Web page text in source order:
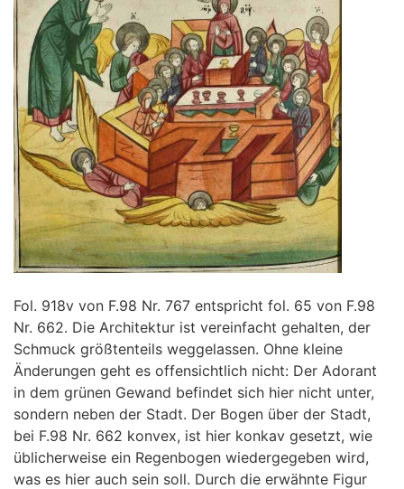
Fol. 918v von F.98 Nr. 767 entspricht fol. 65 von F.98
Nr. 662. Die Architektur ist vereinfacht gehalten, der
Schmuck größtenteils weggelassen. Ohne kleine
Änderungen geht es offensichtlich nicht: Der Adorant
in dem grünen Gewand befindet sich hier nicht unter,
sondern neben der Stadt. Der Bogen über der Stadt,
bei F.98 Nr. 662 konvex, ist hier konkav gesetzt, wie
üblicherweise ein Regenbogen wiedergegeben wird,
was es hier auch sein soll. Durch die erwähnte Figur